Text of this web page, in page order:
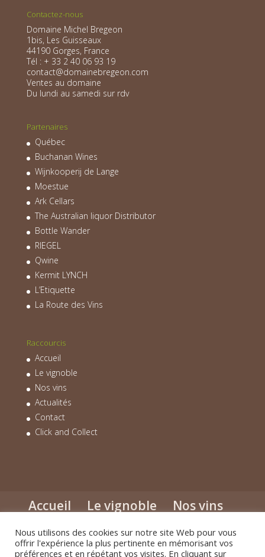
Contactez-nous
Domaine Michel Bregeon
1bis, Les Guisseaux
44190 Gorges, France
Tél : + 33 2 40 06 93 19
contact@domainebregeon.com
Ventes au domaine
Du lundi au samedi sur rdv
Partenaires
Québec
Buchanan Wines
Wijnkooperij de Lange
Moestue
Ark Cellars
The Australian liquor Distributor
Bottle Wander
RIEGEL
Qwine
Kermit LYNCH
L’Etiquette
La Route des Vins
Raccourcis
Accueil
Le vignoble
Nos vins
Actualités
Contact
Click and Collect
Accueil Le vignoble Nos vins
Actualités Contact
Click and Collect
Nous utilisons des cookies sur notre site Web pour vous
offrir l'expérience la plus pertinente en mémorisant vos
préférences et en répétant vos visites. En cliquant sur